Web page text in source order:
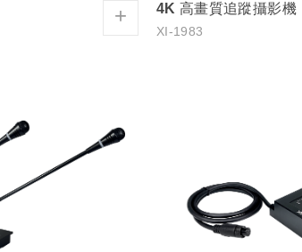
+ 4K 高畫質追蹤攝影機
XI-1983